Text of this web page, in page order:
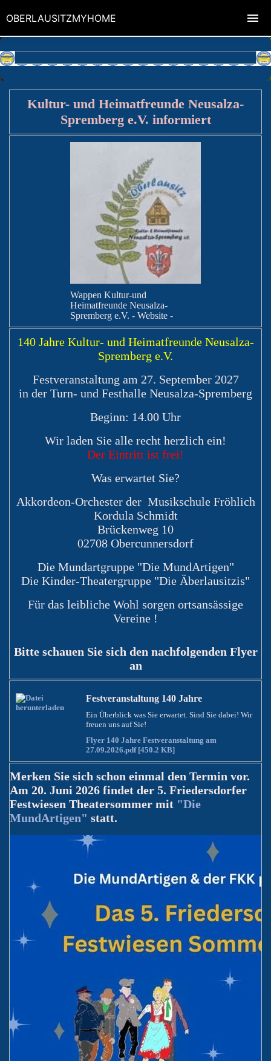
Kultur- und Heimatfreunde Neusalza-
Spremberg e.V. informiert
Wappen Kultur-und
Heimatfreunde Neusalza-
Spremberg e.V. - Website -
140 Jahre Kultur- und Heimatfreunde Neusalza-
Spremberg e.V.
Festveranstaltung am 27. September 2027
in der Turn- und Festhalle Neusalza-Spremberg
Beginn: 14.00 Uhr
Wir laden Sie alle recht herzlich ein!
Der Eintritt ist frei!
Was erwartet Sie?
Akkordeon-Orchester der Musikschule Fröhlich
Kordula Schmidt
Brückenweg 10
02708 Obercunnersdorf
Die Mundartgruppe "Die MundArtigen"
Die Kinder-Theatergruppe "Die Äberlausitzis"
Für das leibliche Wohl sorgen ortsansässige
Vereine !
Bitte schauen Sie sich den nachfolgenden Flyer
an
Festveranstaltung 140 Jahre
Ein Überblick was Sie erwartet. Sind Sie dabei! Wir
freuen uns auf Sie!
Flyer 140 Jahre Festveranstaltung am
27.09.2026.pdf [450.2 KB]
Merken Sie sich schon einmal den Termin vor.
Am 20. Juni 2026 findet der 5. Friedersdorfer
Festwiesen Theatersommer mit "Die
MundArtigen" statt.
OBERLAUSITZMYHOME